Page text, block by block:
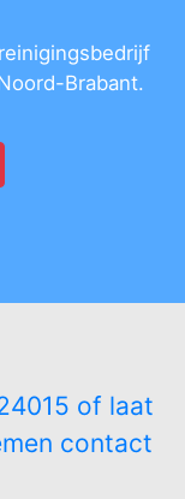
Brabant.
of laat
contact